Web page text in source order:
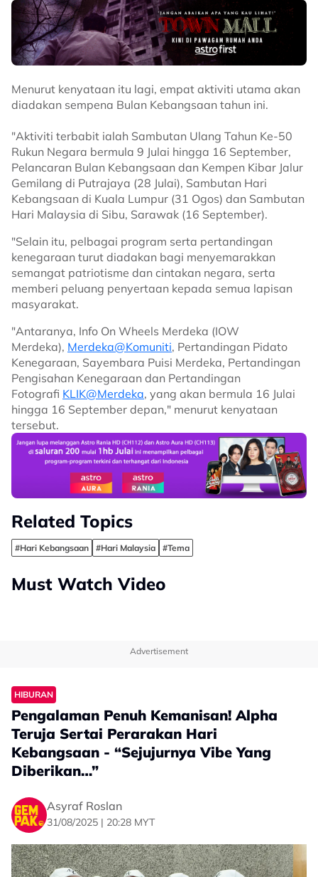
Menurut kenyataan itu lagi, empat aktiviti utama akan
diadakan sempena Bulan Kebangsaan tahun ini.
"Aktiviti terbabit ialah Sambutan Ulang Tahun Ke-50
Rukun Negara bermula 9 Julai hingga 16 September,
Pelancaran Bulan Kebangsaan dan Kempen Kibar Jalur
Gemilang di Putrajaya (28 Julai), Sambutan Hari
Kebangsaan di Kuala Lumpur (31 Ogos) dan Sambutan
Hari Malaysia di Sibu, Sarawak (16 September).
"Selain itu, pelbagai program serta pertandingan
kenegaraan turut diadakan bagi menyemarakkan
semangat patriotisme dan cintakan negara, serta
memberi peluang penyertaan kepada semua lapisan
masyarakat.
"Antaranya, Info On Wheels Merdeka (IOW
Merdeka), Merdeka@Komuniti, Pertandingan Pidato
Kenegaraan, Sayembara Puisi Merdeka, Pertandingan
Pengisahan Kenegaraan dan Pertandingan
Fotografi KLIK@Merdeka, yang akan bermula 16 Julai
hingga 16 September depan," menurut kenyataan
tersebut.
Related Topics
#Hari Kebangsaan #Hari Malaysia #Tema
Must Watch Video
Advertisement
HIBURAN
Pengalaman Penuh Kemanisan! Alpha
Teruja Sertai Perarakan Hari
Kebangsaan - “Sejujurnya Vibe Yang
Diberikan…”
Asyraf Roslan
31/08/2025 | 20:28 MYT